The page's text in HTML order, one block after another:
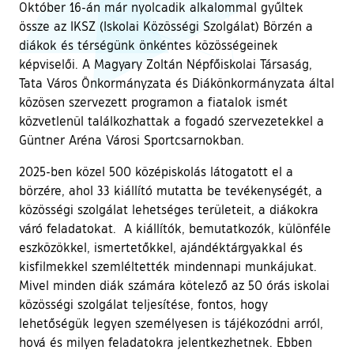
Október 16-án már nyolcadik alkalommal gyűltek
össze az IKSZ (Iskolai Közösségi Szolgálat) Börzén a
diákok és térségünk önkéntes közösségeinek
képviselői. A Magyary Zoltán Népfőiskolai Társaság,
Tata Város Önkormányzata és Diákönkormányzata által
közösen szervezett programon a fiatalok ismét
közvetlenül találkozhattak a fogadó szervezetekkel a
Güntner Aréna Városi Sportcsarnokban.
2025-ben közel 500 középiskolás látogatott el a
börzére, ahol 33 kiállító mutatta be tevékenységét, a
közösségi szolgálat lehetséges területeit, a diákokra
váró feladatokat. A kiállítók, bemutatkozók, különféle
eszközökkel, ismertetőkkel, ajándéktárgyakkal és
kisfilmekkel szemléltették mindennapi munkájukat.
Mivel minden diák számára kötelező az 50 órás iskolai
közösségi szolgálat teljesítése, fontos, hogy
lehetőségük legyen személyesen is tájékozódni arról,
hová és milyen feladatokra jelentkezhetnek. Ebben